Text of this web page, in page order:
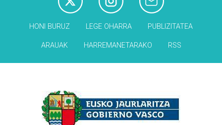
HONI BURUZ LEGE OHARRA PUBLIZITATEA
ARAUAK HARREMANETARAKO RSS